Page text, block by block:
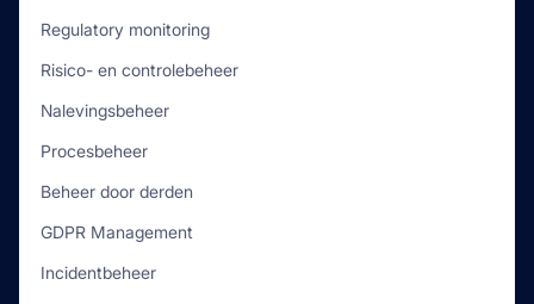
Regulatory monitoring
Risico- en controlebeheer
Nalevingsbeheer
Procesbeheer
Beheer door derden
GDPR Management
Incidentbeheer